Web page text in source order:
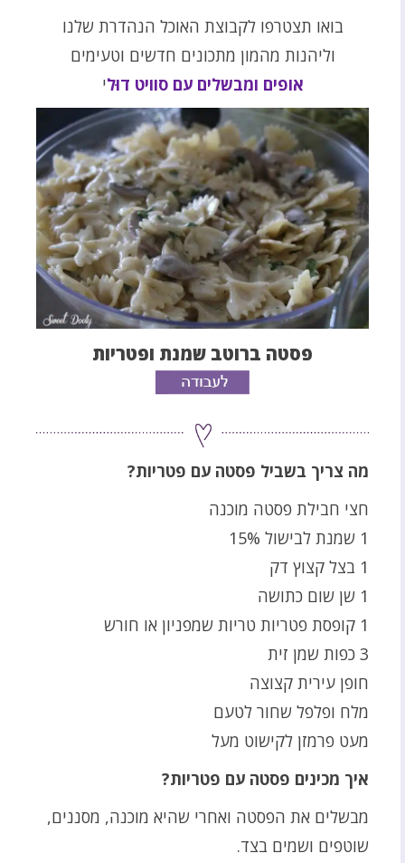
בואו תצטרפו לקבוצת האוכל הנהדרת שלנו
וליהנות מהמון מתכונים חדשים וטעימים
אופים ומבשלים עם סוויט דוּלי
פסטה ברוטב שמנת ופטריות
מה צריך בשביל פסטה עם פטריות?
חצי חבילת פסטה מוכנה
1 שמנת לבישול 15%
1 בצל קצוץ דק
1 שן שום כתושה
1 קופסת פטריות טריות שמפניון או חורש
3 כפות שמן זית
חופן עירית קצוצה
מלח ופלפל שחור לטעם
מעט פרמזן לקישוט מעל
איך מכינים פסטה עם פטריות?
מבשלים את הפסטה ואחרי שהיא מוכנה, מסננים,
שוטפים ושמים בצד.